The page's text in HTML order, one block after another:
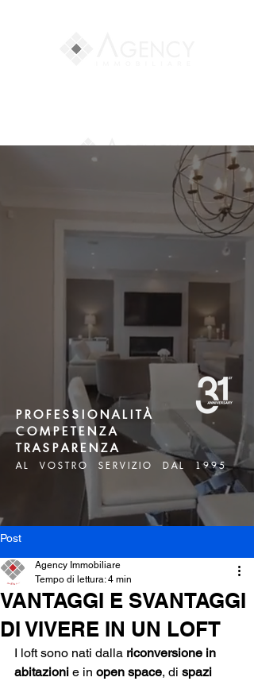
Post
VANTAGGI E SVANTAGGI
DI VIVERE IN UN LOFT
Agency Immobiliare
Tempo di lettura: 4 min
I loft sono nati dalla riconversione in
abitazioni e in open space, di spazi
P R O F E S S I O N A L I T À
C O M P E T E N Z A
T R A S P A R E N Z A
A L V O S T R O S E R V I Z I O D A L 1 9 9 5